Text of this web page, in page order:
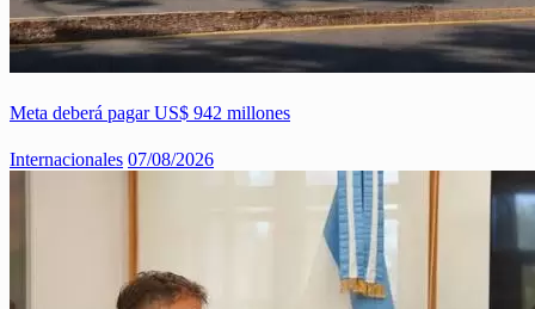
Meta deberá pagar US$ 942 millones
Internacionales 07/08/2026